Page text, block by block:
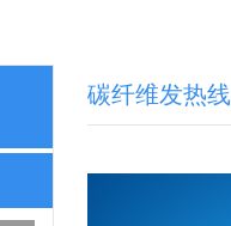
碳纤维发热线